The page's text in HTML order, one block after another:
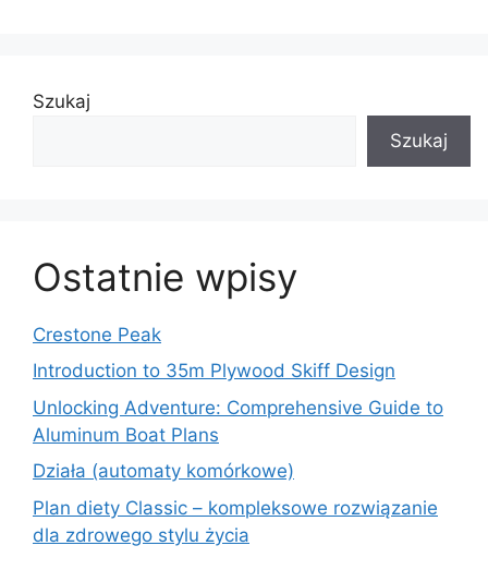
Szukaj
Szukaj
Ostatnie wpisy
Crestone Peak
Introduction to 35m Plywood Skiff Design
Unlocking Adventure: Comprehensive Guide to
Aluminum Boat Plans
Działa (automaty komórkowe)
Plan diety Classic – kompleksowe rozwiązanie
dla zdrowego stylu życia